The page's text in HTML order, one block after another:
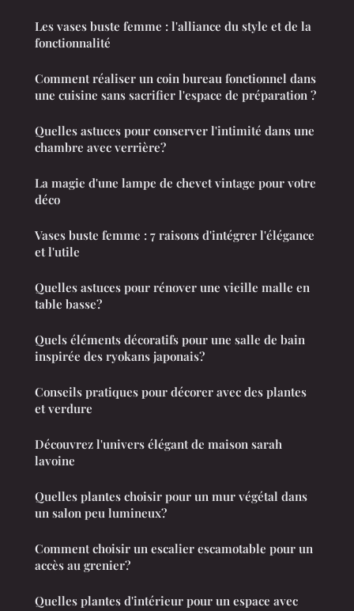
Les vases buste femme : l'alliance du style et de la
fonctionnalité
Comment réaliser un coin bureau fonctionnel dans
une cuisine sans sacrifier l'espace de préparation ?
Quelles astuces pour conserver l'intimité dans une
chambre avec verrière?
La magie d'une lampe de chevet vintage pour votre
déco
Vases buste femme : 7 raisons d'intégrer l'élégance
et l'utile
Quelles astuces pour rénover une vieille malle en
table basse?
Quels éléments décoratifs pour une salle de bain
inspirée des ryokans japonais?
Conseils pratiques pour décorer avec des plantes
et verdure
Découvrez l'univers élégant de maison sarah
lavoine
Quelles plantes choisir pour un mur végétal dans
un salon peu lumineux?
Comment choisir un escalier escamotable pour un
accès au grenier?
Quelles plantes d'intérieur pour un espace avec